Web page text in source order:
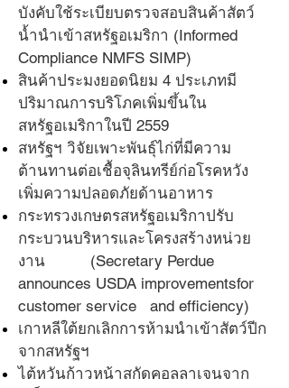
บังคับใช้ระเบียบตรวจสอบสินค้าสัตว์
น้ำนำเข้าสหรัฐอเมริกา (Informed
Compliance NMFS SIMP)
สินค้าประมงยอดนิยม 4 ประเภทมี
ปริมาณการบริโภคเพิ่มขึ้นใน
สหรัฐอเมริกาในปี 2559
สหรัฐฯ วิจัยเพาะพันธุ์ไก่ที่มีความ
ต้านทานต่อเชื้อจุลินทรีย์ก่อโรคหวัง
เพิ่มความปลอดภัยด้านอาหาร
กระทรวงเกษตรสหรัฐอเมริกาปรับ
กระบวนบริหารและโครงสร้างหน่วย
งาน (Secretary Perdue
announces USDA improvementsfor
customer service and efficiency)
เกาหลีใต้ยกเลิกการห้ามนำเข้าสัตว์ปีก
จากสหรัฐฯ
ไต้หวันก้าวหน้าสกัดคอลลาเจนจาก